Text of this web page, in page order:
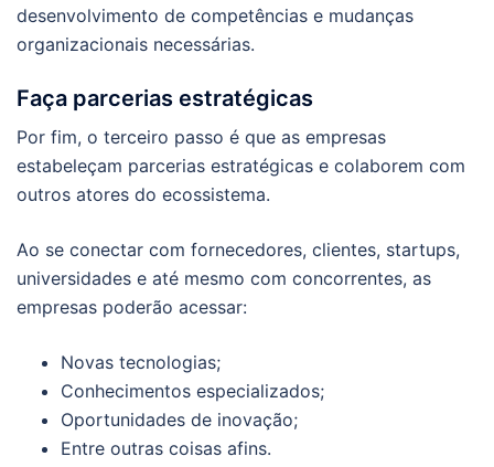
desenvolvimento de competências e mudanças
organizacionais necessárias.
Faça parcerias estratégicas
Por fim, o terceiro passo é que as empresas
estabeleçam parcerias estratégicas e colaborem com
outros atores do ecossistema.
Ao se conectar com fornecedores, clientes, startups,
universidades e até mesmo com concorrentes, as
empresas poderão acessar:
Novas tecnologias;
Conhecimentos especializados;
Oportunidades de inovação;
Entre outras coisas afins.